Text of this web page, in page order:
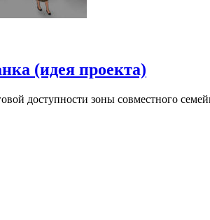
(идея проекта)
доступности зоны совместного